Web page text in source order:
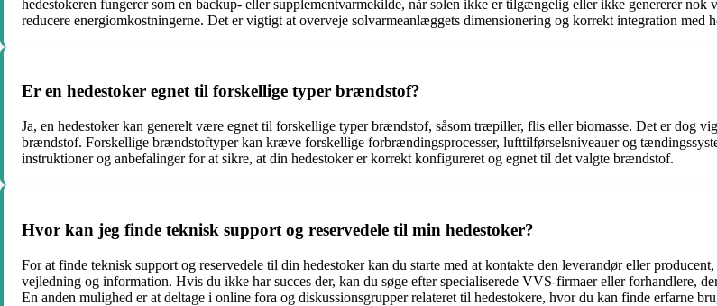
hedestokeren fungerer som en backup- eller supplementvarmekilde, når solen ikke er tilgængelig eller ikke genererer
reducere energiomkostningerne. Det er vigtigt at overveje solvarmeanlæggets dimensionering og korrekt integration med
Er en hedestoker egnet til forskellige typer brændstof?
Ja, en hedestoker kan generelt være egnet til forskellige typer brændstof, såsom træpiller, flis eller biomasse. Det er dog
brændstof. Forskellige brændstoftyper kan kræve forskellige forbrændingsprocesser, lufttilførselsniveauer og
instruktioner og anbefalinger for at sikre, at din hedestoker er korrekt konfigureret og egnet til det valgte brændstof.
Hvor kan jeg finde teknisk support og reservedele til min hedestoker?
For at finde teknisk support og reservedele til din hedestoker kan du starte med at kontakte den leverandør eller
vejledning og information. Hvis du ikke har succes der, kan du søge efter specialiserede VVS-firmaer eller forhandlere,
En anden mulighed er at deltage i online fora og diskussionsgrupper relateret til hedestokere, hvor du kan finde erfarne